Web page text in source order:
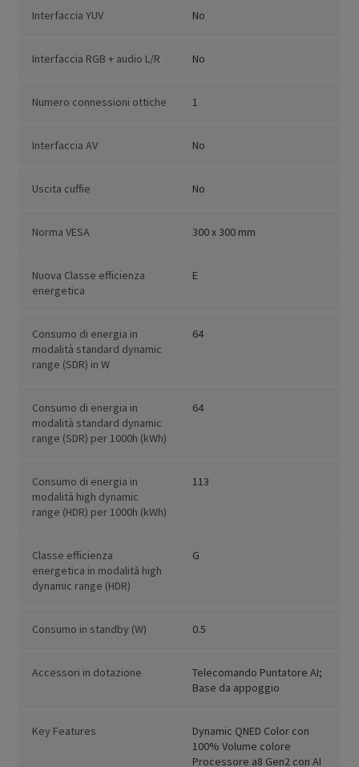
Interfaccia YUV No
Interfaccia RGB + audio L/R No
Numero connessioni ottiche 1
Interfaccia AV No
Uscita cuffie No
Norma VESA 300 x 300 mm
Nuova Classe efficienza
energetica
E
Consumo di energia in
modalità standard dynamic
range (SDR) in W
64
Consumo di energia in
modalità standard dynamic
range (SDR) per 1000h (kWh)
64
Consumo di energia in
modalità high dynamic
range (HDR) per 1000h (kWh)
113
Classe efficienza
energetica in modalità high
dynamic range (HDR)
G
Consumo in standby (W) 0.5
Accessori in dotazione
Telecomando Puntatore AI;
Base da appoggio
Key Features
Dynamic QNED Color con
100% Volume colore
Processore a8 Gen2 con AI